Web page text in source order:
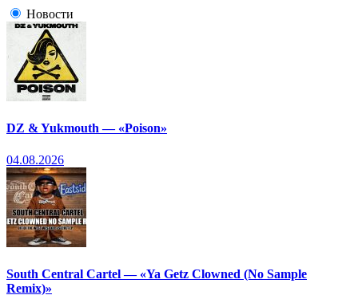
Новости
DZ & Yukmouth — «Poison»
04.08.2026
South Central Cartel — «Ya Getz Clowned (No Sample
Remix)»